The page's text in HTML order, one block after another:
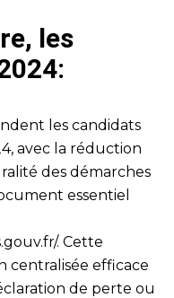
les
les candidats
avec la réduction
des démarches
essentiel
. Cette
centralisée efficace
de perte ou